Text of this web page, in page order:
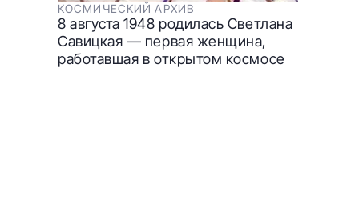
КОСМИЧЕСКИЙ АРХИВ
8 августа 1948 родилась Светлана
Савицкая — первая женщина,
работавшая в открытом космосе